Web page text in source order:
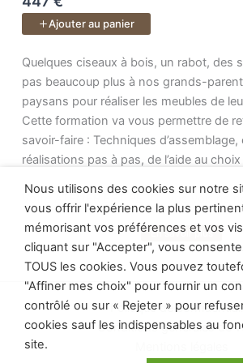
Un cours de40 vidéos.
Ajouter au panier
Quelques ciseaux à bois, un rabot, des
Quelques ciseaux à bois, un rabot, des
pas beaucoup plus à nos grands-
paysans pour réaliser les meubles de
Cette formation va vous permettre de
savoir-faire : Techniques d’assemblage,
réalisations pas à pas, de l’aide au
Votre ATELIER EST PETIT, vos voisins
le bruit, vous allez retrouver le plaisir de
déconnectée, la jouissance du geste
pour des résultats impossible à obtenir
machine.
99 vidéos de disponible !
Voir plus En savoir plus
Politique de
Conditions générales de
Nous utilisons des cookies sur notre
vous offrir l'expérience la plus
mémorisant vos préférences et vos
cliquant sur "Accepter", vous
TOUS les cookies. Vous pouvez
"Affiner mes choix" pour fournir un
contrôlé ou sur « Rejeter » pour
cookies sauf les indispensables au
site.